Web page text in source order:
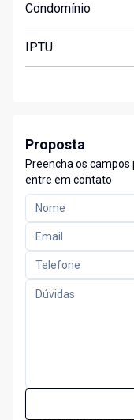
Condomínio
IPTU
Proposta
Preencha os
entre em contato